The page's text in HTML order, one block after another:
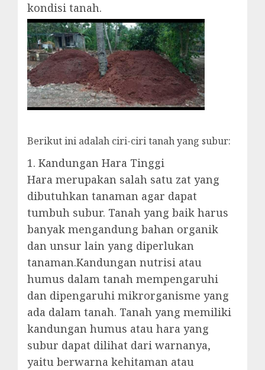
kondisi tanah.
Berikut ini adalah ciri-ciri tanah yang subur:
1. Kandungan Hara Tinggi
Hara merupakan salah satu zat yang
dibutuhkan tanaman agar dapat
tumbuh subur. Tanah yang baik harus
banyak mengandung bahan organik
dan unsur lain yang diperlukan
tanaman.Kandungan nutrisi atau
humus dalam tanah mempengaruhi
dan dipengaruhi mikrorganisme yang
ada dalam tanah. Tanah yang memiliki
kandungan humus atau hara yang
subur dapat dilihat dari warnanya,
yaitu berwarna kehitaman atau